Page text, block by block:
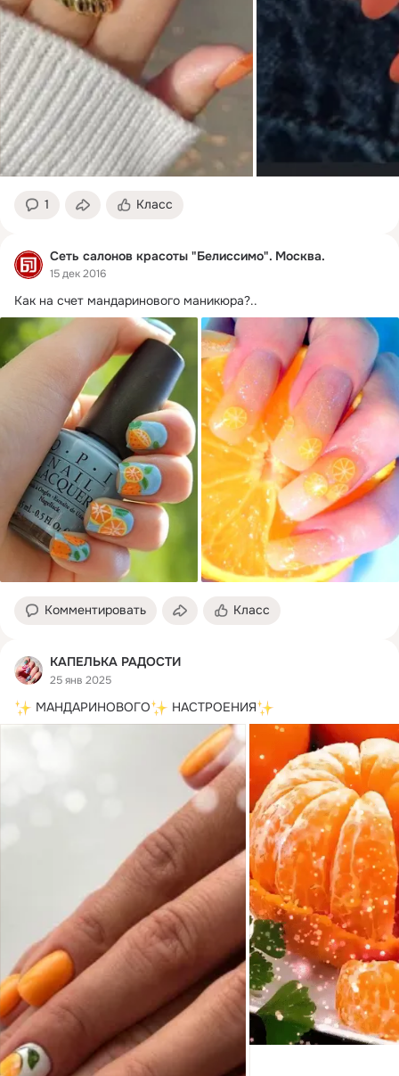
1 Класс
Сеть салонов красоты "Белиссимо". Москва.
15 дек 2016
Как на счет мандаринового маникюра?..
Комментировать Класс
КАПЕЛЬКА РАДОСТИ
25 янв 2025
МАНДАРИНОВОГО НАСТРОЕНИЯ